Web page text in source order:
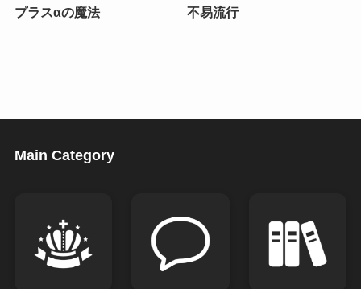
プラスαの魔法 不易流行
Main Category